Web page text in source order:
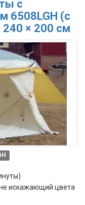
с
6508LGH (с
× 200 см
искажающий цвета